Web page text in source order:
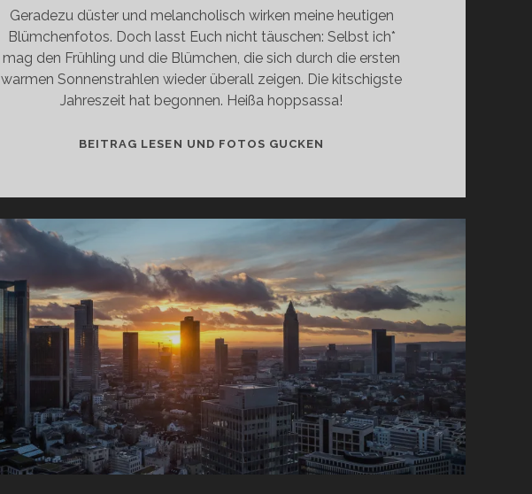
Geradezu düster und melancholisch wirken meine heutigen
Blümchenfotos. Doch lasst Euch nicht täuschen: Selbst ich*
mag den Frühling und die Blümchen, die sich durch die ersten
warmen Sonnenstrahlen wieder überall zeigen. Die kitschigste
Jahreszeit hat begonnen. Heißa hoppsassa!
BEITRAG LESEN UND FOTOS GUCKEN